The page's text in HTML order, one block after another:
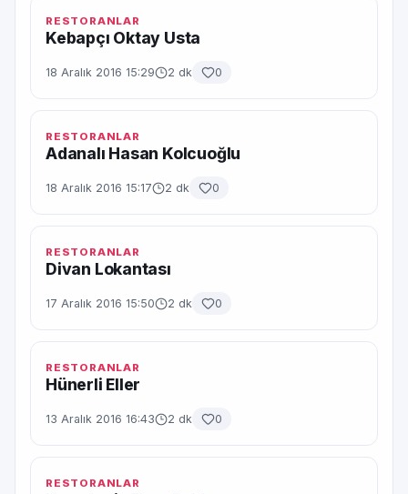
RESTORANLAR
Kebapçı Oktay Usta
18 Aralık 2016 15:29 2 dk 0
RESTORANLAR
Adanalı Hasan Kolcuoğlu
18 Aralık 2016 15:17 2 dk 0
RESTORANLAR
Divan Lokantası
17 Aralık 2016 15:50 2 dk 0
RESTORANLAR
Hünerli Eller
13 Aralık 2016 16:43 2 dk 0
RESTORANLAR